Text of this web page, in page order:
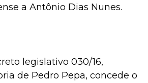
a Antônio Dias Nunes.
legislativo 030/16,
de Pedro Pepa, concede o